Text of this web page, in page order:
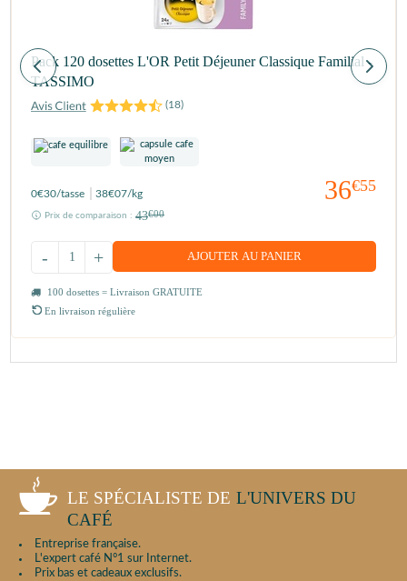
Pack 120 dosettes L'OR Petit Déjeuner Classique Familial -
TASSIMO
(18)
36€55
0€30/tasse 38€07/kg
Prix de comparaison : 43€00
+
- AJOUTER AU PANIER
100 dosettes = Livraison GRATUITE
En livraison régulière
LE SPÉCIALISTE DE L'UNIVERS DU
CAFÉ
Entreprise française.
L'expert café N°1 sur Internet.
Prix bas et cadeaux exclusifs.